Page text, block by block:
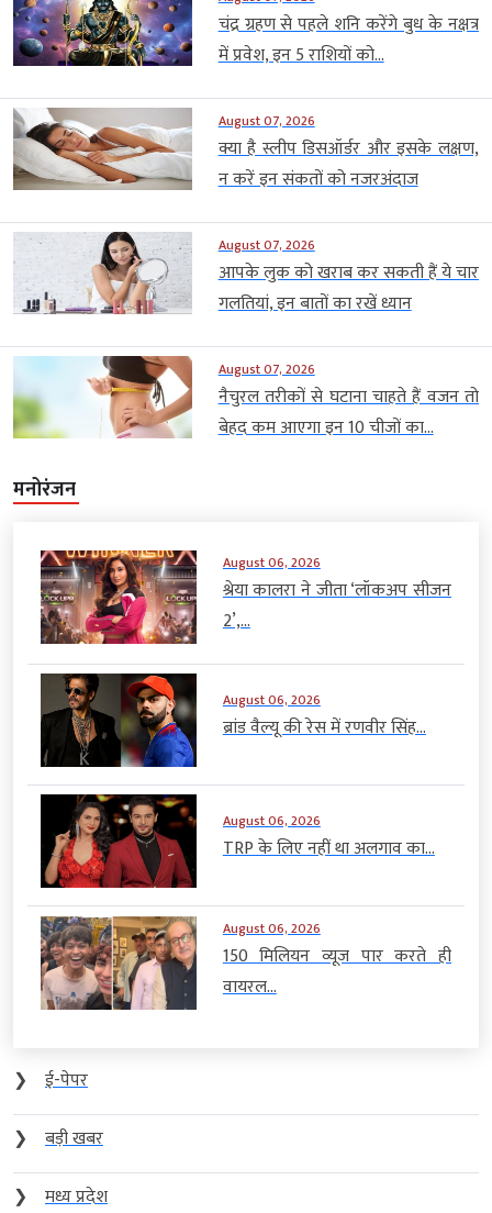
चंद्र ग्रहण से पहले शनि करेंगे बुध के नक्षत्र
में प्रवेश, इन 5 राशियों को...
August 07, 2026
क्या है स्लीप डिसऑर्डर और इसके लक्षण,
न करें इन संकतों को नजरअंदाज
August 07, 2026
आपके लुक को खराब कर सकती हैं ये चार
गलतियां, इन बातों का रखें ध्यान
August 07, 2026
नैचुरल तरीकों से घटाना चाहते हैं वजन तो
बेहद कम आएगा इन 10 चीजों का...
मनोरंजन
August 06, 2026
श्रेया कालरा ने जीता ‘लॉकअप सीजन
2’,...
August 06, 2026
ब्रांड वैल्यू की रेस में रणवीर सिंह...
August 06, 2026
TRP के लिए नहीं था अलगाव का...
August 06, 2026
150 मिलियन व्यूज पार करते ही
वायरल...
❯
ई-पेपर
❯
बड़ी खबर
❯
मध्य प्रदेश